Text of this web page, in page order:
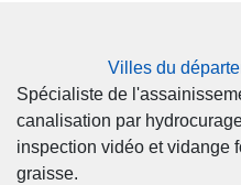
Villes du
Spécialiste de
canalisation par
inspection vidéo et vidange
graisse.